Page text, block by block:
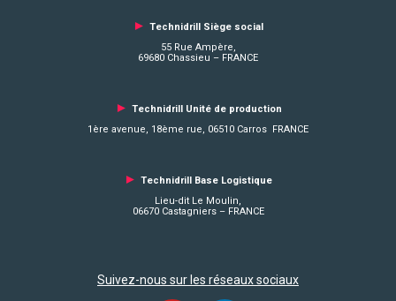
► Technidrill Siège social
55 Rue Ampère,
69680 Chassieu – FRANCE
► Technidrill Unité de production
1ère avenue, 18ème rue, 06510 Carros FRANCE
► Technidrill Base Logistique
Lieu-dit Le Moulin,
06670 Castagniers – FRANCE
Suivez-nous sur les réseaux sociaux